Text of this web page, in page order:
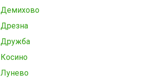
Демихово
Дрезна
Дружба
Косино
Лунево